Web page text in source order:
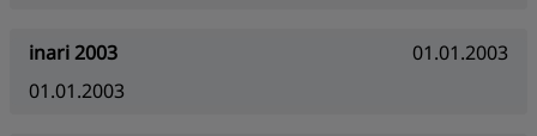
inari 2003
01.01.2003
01.01.2003